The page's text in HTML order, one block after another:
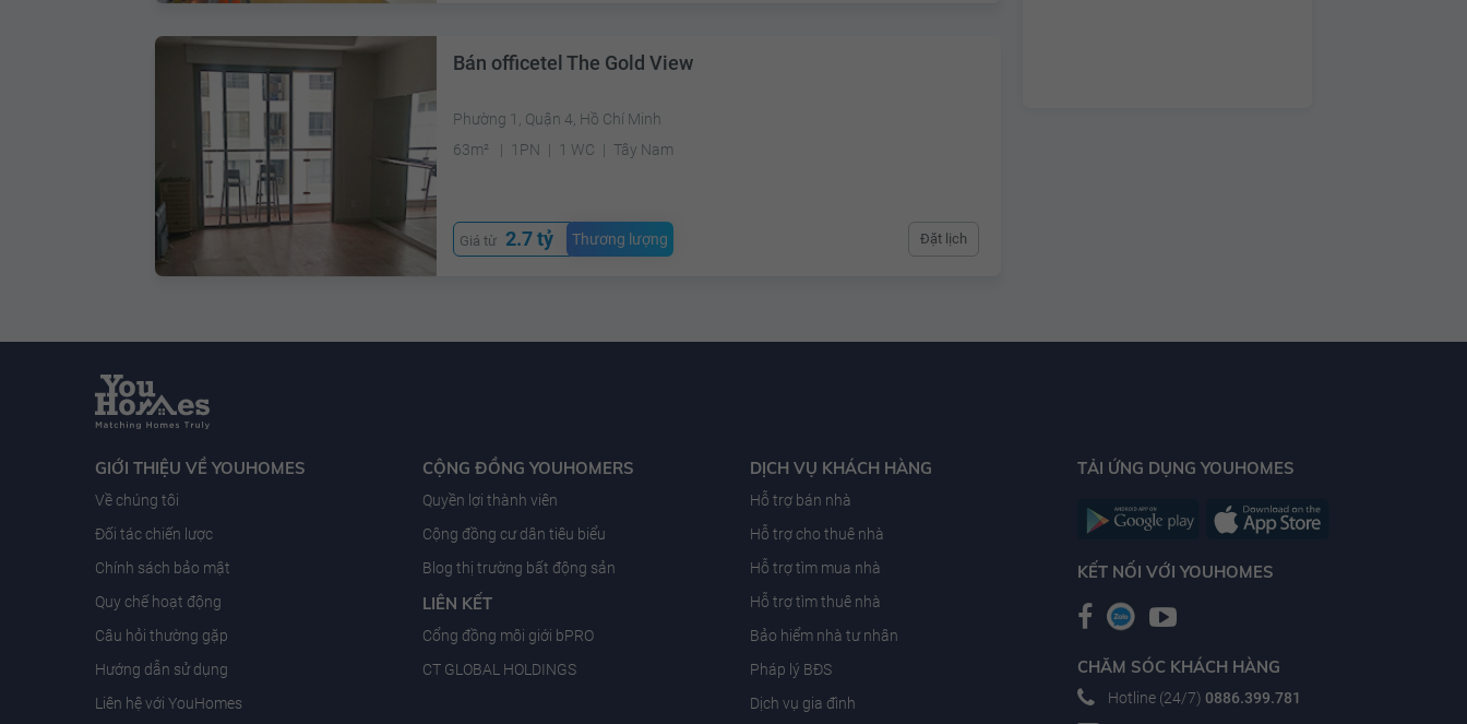
Bán officetel The Gold View
Phường 1, Quận 4, Hồ Chí Minh
63m²
1PN 1 WC Tây Nam
Giá từ 2.7 tỷ Thương lượng Đặt lịch
GIỚI THIỆU VỀ YOUHOMES
Về chúng tôi
Đối tác chiến lược
Chính sách bảo mật
Quy chế hoạt động
Câu hỏi thường gặp
Hướng dẫn sử dụng
Liên hệ với YouHomes
CỘNG ĐỒNG YOUHOMERS
Quyền lợi thành viên
Cộng đồng cư dân tiêu biểu
Blog thị trường bất động sản
LIÊN KẾT
Cổng đồng môi giới bPRO
CT GLOBAL HOLDINGS
DỊCH VỤ KHÁCH HÀNG
Hỗ trợ bán nhà
Hỗ trợ cho thuê nhà
Hỗ trợ tìm mua nhà
Hỗ trợ tìm thuê nhà
Bảo hiểm nhà tư nhân
Pháp lý BĐS
Dịch vụ gia đình
TẢI ỨNG DỤNG YOUHOMES
KẾT NỐI VỚI YOUHOMES
CHĂM SÓC KHÁCH HÀNG
Hotline (24/7) 0886.399.781